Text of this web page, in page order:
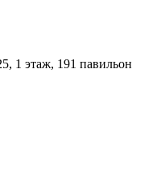
1 этаж, 191 павильон